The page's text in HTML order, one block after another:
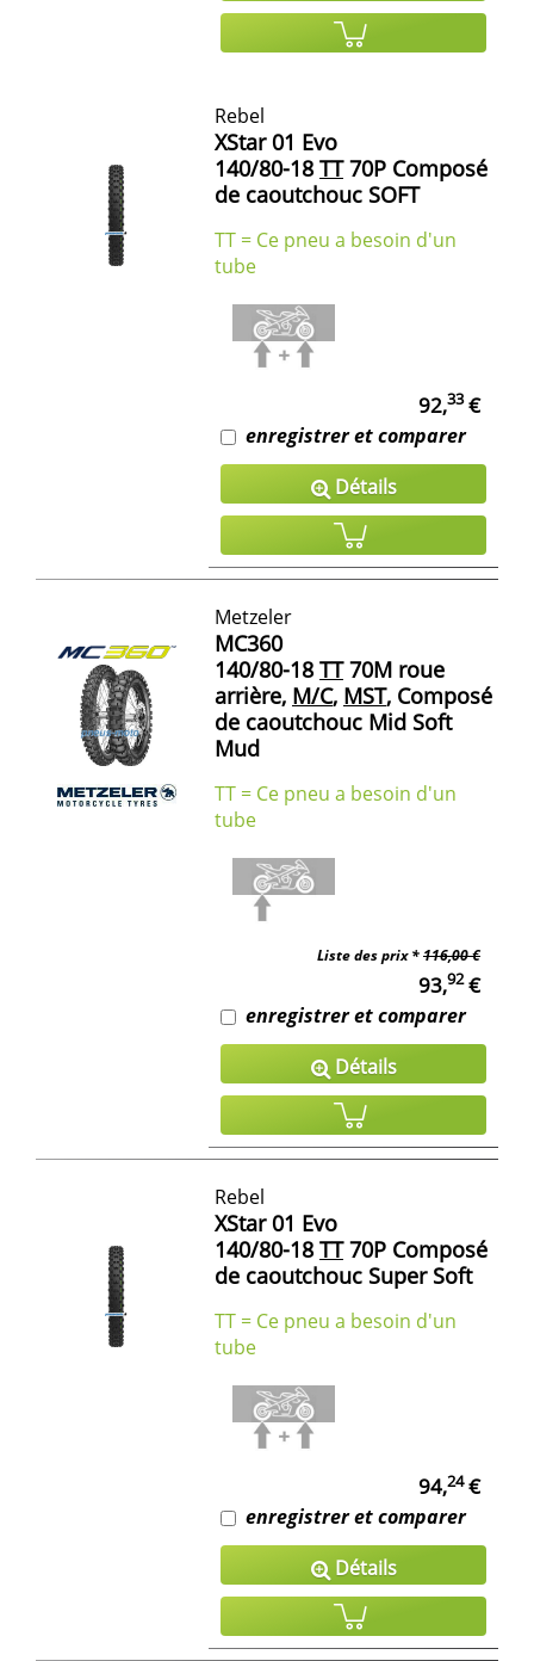
Rebel
XStar 01 Evo
140/80-18 TT70P Composé
de caoutchouc SOFT
TT = Ce pneu a besoin d'un
tube
92,33€
enregistrer et comparer
Détails
Metzeler
MC360
140/80-18 TT70M roue
arrière, M/C, MST, Composé
de caoutchouc Mid Soft
Mud
TT = Ce pneu a besoin d'un
tube
Liste des prix *116,00 €
93,92€
enregistrer et comparer
Détails
Rebel
XStar 01 Evo
140/80-18 TT70P Composé
de caoutchouc Super Soft
TT = Ce pneu a besoin d'un
tube
94,24€
enregistrer et comparer
Détails